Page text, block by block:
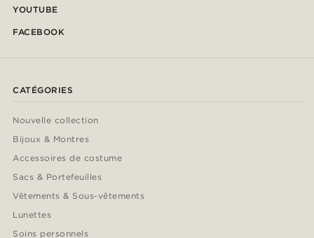
YOUTUBE
FACEBOOK
CATÉGORIES
Nouvelle collection
Bijoux & Montres
Accessoires de costume
Sacs & Portefeuilles
Vêtements & Sous-vêtements
Lunettes
Soins personnels